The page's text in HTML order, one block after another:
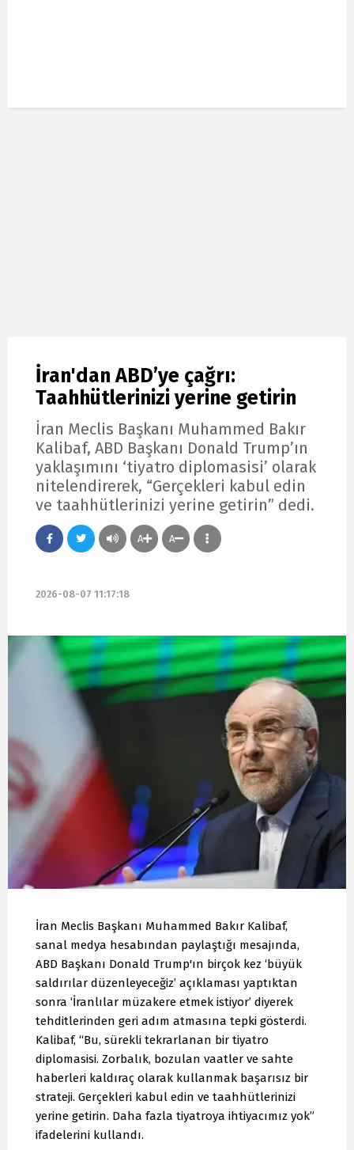
İran'dan ABD’ye çağrı:
Taahhütlerinizi yerine getirin
İran Meclis Başkanı Muhammed Bakır
Kalibaf, ABD Başkanı Donald Trump’ın
yaklaşımını ‘tiyatro diplomasisi’ olarak
nitelendirerek, “Gerçekleri kabul edin
ve taahhütlerinizi yerine getirin” dedi.
A A
2026-08-07 11:17:18
İran Meclis Başkanı Muhammed Bakır Kalibaf,
sanal medya hesabından paylaştığı mesajında,
ABD Başkanı Donald Trump'ın birçok kez ‘büyük
saldırılar düzenleyeceğiz’ açıklaması yaptıktan
sonra ‘İranlılar müzakere etmek istiyor’ diyerek
tehditlerinden geri adım atmasına tepki gösterdi.
Kalibaf, “Bu, sürekli tekrarlanan bir tiyatro
diplomasisi. Zorbalık, bozulan vaatler ve sahte
haberleri kaldıraç olarak kullanmak başarısız bir
strateji. Gerçekleri kabul edin ve taahhütlerinizi
yerine getirin. Daha fazla tiyatroya ihtiyacımız yok”
ifadelerini kullandı.